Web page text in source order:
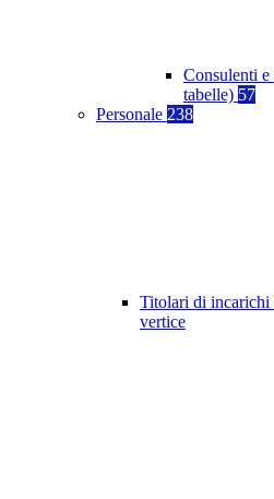
Consulenti
tabelle) 57
Personale 238
Titolari di
vertice